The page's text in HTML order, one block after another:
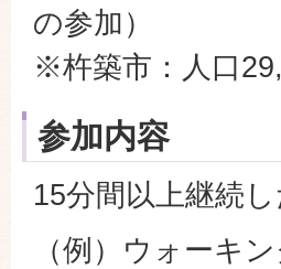
の参加）
※杵築市：人口
参加内容
15分間以上継続
（例）ウォーキ